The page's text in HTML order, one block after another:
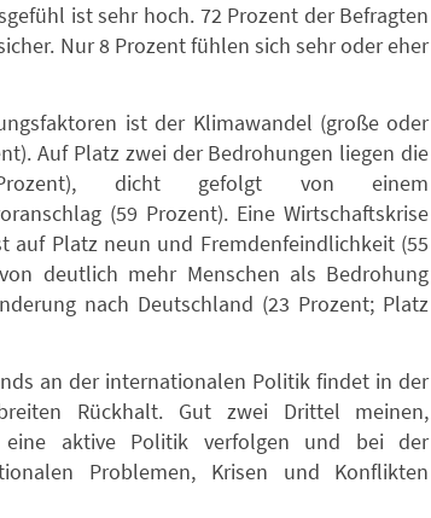
ist sehr hoch. 72 Prozent der Befragten
Nur 8 Prozent fühlen sich sehr oder eher
ist der Klimawandel (große oder
Auf Platz zwei der Bedrohungen liegen die
dicht gefolgt von einem
(59 Prozent). Eine Wirtschaftskrise
auf Platz neun und Fremdenfeindlichkeit (55
deutlich mehr Menschen als Bedrohung
nach Deutschland (23 Prozent; Platz
an der internationalen Politik findet in der
Rückhalt. Gut zwei Drittel meinen,
eine aktive Politik verfolgen und bei der
Problemen, Krisen und Konflikten